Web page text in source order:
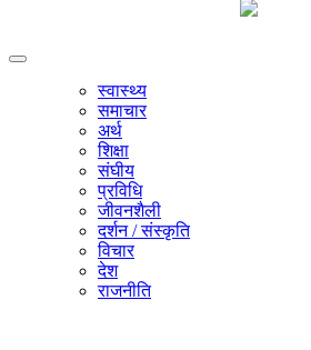
स्वास्थ्य
समाचार
अर्थ
शिक्षा
संघीय
प्रविधि
जीवनशैली
दर्शन / संस्कृति
विचार
देश
राजनीति